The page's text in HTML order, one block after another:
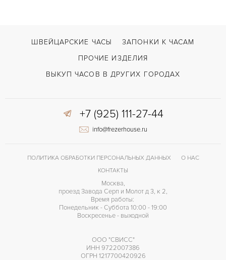
ШВЕЙЦАРСКИЕ ЧАСЫ
ЗАПОНКИ К ЧАСАМ
ПРОЧИЕ ИЗДЕЛИЯ
ВЫКУП ЧАСОВ В ДРУГИХ ГОРОДАХ
+7 (925) 111-27-44
info@frezerhouse.ru
ПОЛИТИКА ОБРАБОТКИ ПЕРСОНАЛЬНЫХ ДАННЫХ
О НАС
КОНТАКТЫ
Москва,
проезд Завода Серп и Молот д 3, к 2,
Время работы:
Понедельник - Суббота 10:00 - 19:00
Воскресенье - выходной
ООО "СВИСС"
ИНН 9722007386
ОГРН 1217700420926